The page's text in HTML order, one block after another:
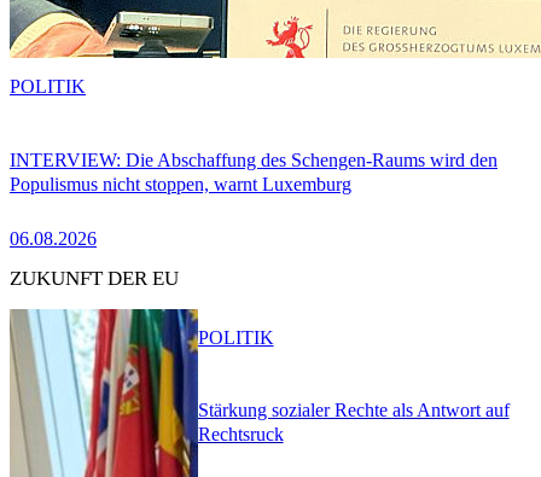
INTERVIEW: Die Abschaffung des Schengen-Raums wird den
Populismus nicht stoppen, warnt Luxemburg
06.08.2026
POLITIK
ZUKUNFT DER EU
Stärkung sozialer Rechte als Antwort auf
Rechtsruck
POLITIK